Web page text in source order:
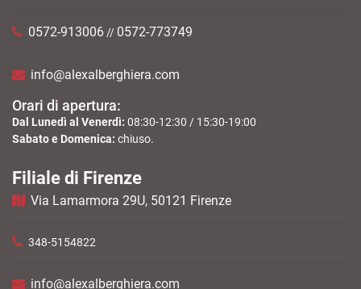
0572-913006 // 0572-773749
info@alexalberghiera.com
Orari di apertura:
Dal Lunedì al Venerdì: 08:30-12:30 / 15:30-19:00
Sabato e Domenica: chiuso.
Filiale di Firenze
Via Lamarmora 29U, 50121 Firenze
348-5154822
info@alexalberghiera.com